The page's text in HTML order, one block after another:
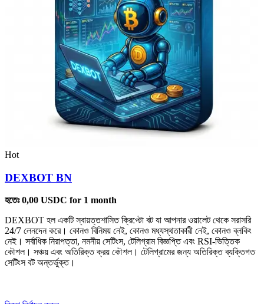
Hot
DEXBOT BN
হতেঃ0,00 USDC for 1 month
DEXBOT হল একটি স্বায়ত্তশাসিত ক্রিপ্টো বট যা আপনার ওয়ালেট থেকে সরাসরি
24/7 লেনদেন করে। কোনও বিনিময় নেই, কোনও মধ্যস্থতাকারী নেই, কোনও ব্লকিং
নেই। সর্বাধিক নিরাপত্তা, নমনীয় সেটিংস, টেলিগ্রাম বিজ্ঞপ্তি এবং RSI-ভিত্তিক
কৌশল। সঞ্চয় এবং অতিরিক্ত ক্রয় কৌশল। টেলিগ্রামের জন্য অতিরিক্ত ব্যক্তিগত
সেটিংস বট অন্তর্ভুক্ত।